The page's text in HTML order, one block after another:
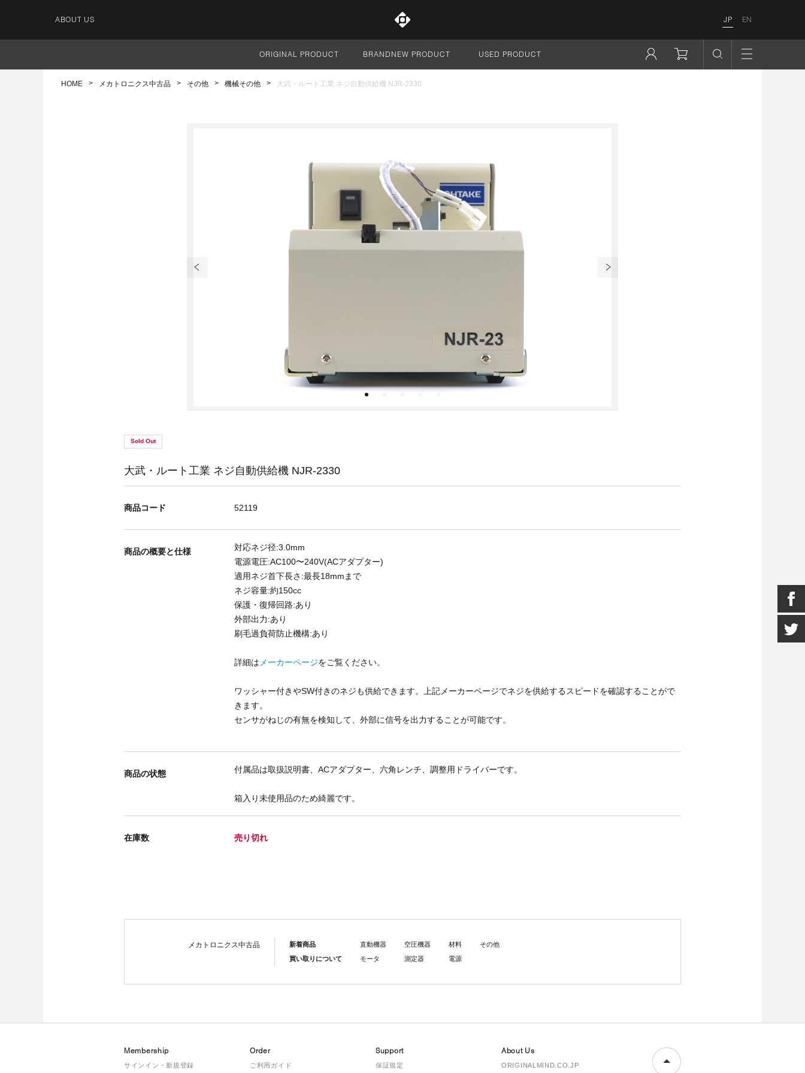
ABOUT US JP EN
サイト全体
ORIGINAL PRODUCT BRANDNEW PRODUCT USED PRODUCT
HOME メカトロニクス中古品 その他 機械その他 大武・ルート工業 ネジ自動供給機 NJR-2330
Sold Out
大武・ルート工業 ネジ自動供給機 NJR-2330
商品コード 52119
商品の概要と仕様
対応ネジ径:3.0mm
電源電圧:AC100〜240V(ACアダプター)
適用ネジ首下長さ:最長18mmまで
ネジ容量:約150cc
保護・復帰回路:あり
外部出力:あり
刷毛過負荷防止機構:あり
詳細は メーカーページをご覧ください。
ワッシャー付きやSW付きのネジも供給できます。上記メーカーページでネジを供給するスピードを確認することがで
きます。
センサがねじの有無を検知して、外部に信号を出力することが可能です。
商品の状態 付属品は取扱説明書、ACアダプター、六角レンチ、調整用ドライバーです。
箱入り未使用品のため綺麗です。
在庫数 売り切れ
メカトロニクス中古品
新着商品
買い取りについて
直動機器
モータ
空圧機器
測定器
材料
電源
その他
Membership
サインイン・新規登録
Order
ご利用ガイド
Support
保証規定
About Us
ORIGINALMIND.CO.JP